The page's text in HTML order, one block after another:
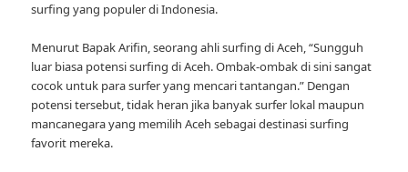
surfing yang populer di Indonesia.
Menurut Bapak Arifin, seorang ahli surfing di Aceh, “Sungguh
luar biasa potensi surfing di Aceh. Ombak-ombak di sini sangat
cocok untuk para surfer yang mencari tantangan.” Dengan
potensi tersebut, tidak heran jika banyak surfer lokal maupun
mancanegara yang memilih Aceh sebagai destinasi surfing
favorit mereka.